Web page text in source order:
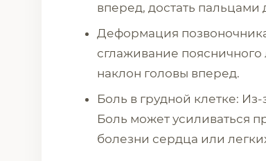
вперед, достать пальцами
Деформация
сглаживание поясничного
наклон головы вперед.
Боль в грудной клетке:
Боль может усиливаться
болезни сердца или